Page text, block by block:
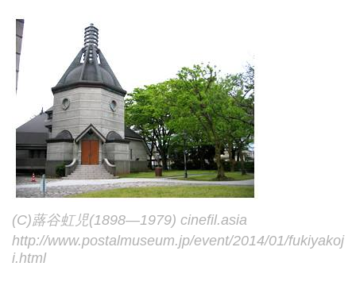
(C)蕗谷虹児(1898―1979) cinefil.asia
http://www.postalmuseum.jp/event/2014/01/fukiyakoj
i.html